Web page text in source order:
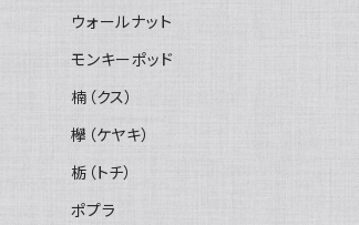
ウォールナット
モンキーポッド
楠（クス）
欅（ケヤキ）
栃（トチ）
ポプラ